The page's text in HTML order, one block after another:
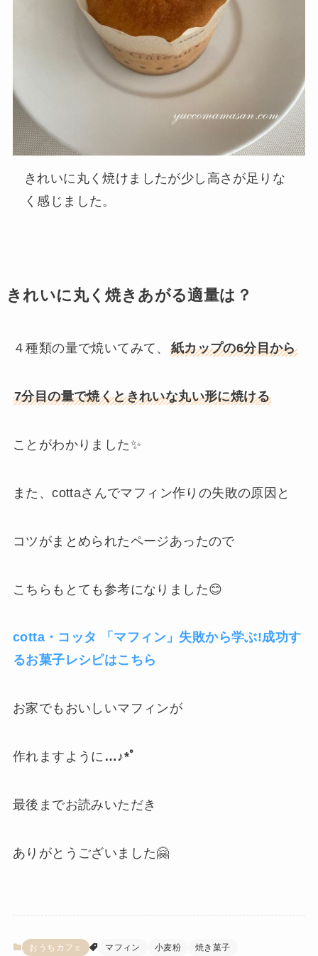
きれいに丸く焼けましたが少し高さが足りな
く感じました。
きれいに丸く焼きあがる適量は？
４種類の量で焼いてみて、 紙カップの6分目から
7分目の量で焼くときれいな丸い形に焼ける
ことがわかりました✨
また、cottaさんでマフィン作りの失敗の原因と
コツがまとめられたページあったので
こちらもとても参考になりました😊
cotta・コッタ 「マフィン」失敗から学ぶ!成功す
るお菓子レシピはこちら
お家でもおいしいマフィンが
作れますように …♪*ﾟ
最後までお読みいただき
ありがとうございました🤗
おうちカフェ マフィン 小麦粉 焼き菓子